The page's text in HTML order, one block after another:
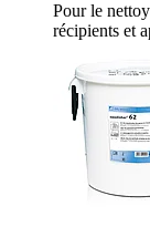
Pour le
récipients et